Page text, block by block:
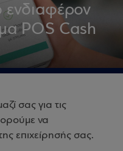
ενδιαφέρον
POS Cash
σας για τις
να
επιχείρησής σας.